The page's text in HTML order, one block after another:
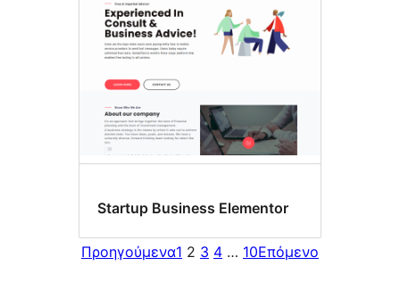
Startup Business Elementor
Προηγούμενα1 2 3 4 … 10Επόμενο